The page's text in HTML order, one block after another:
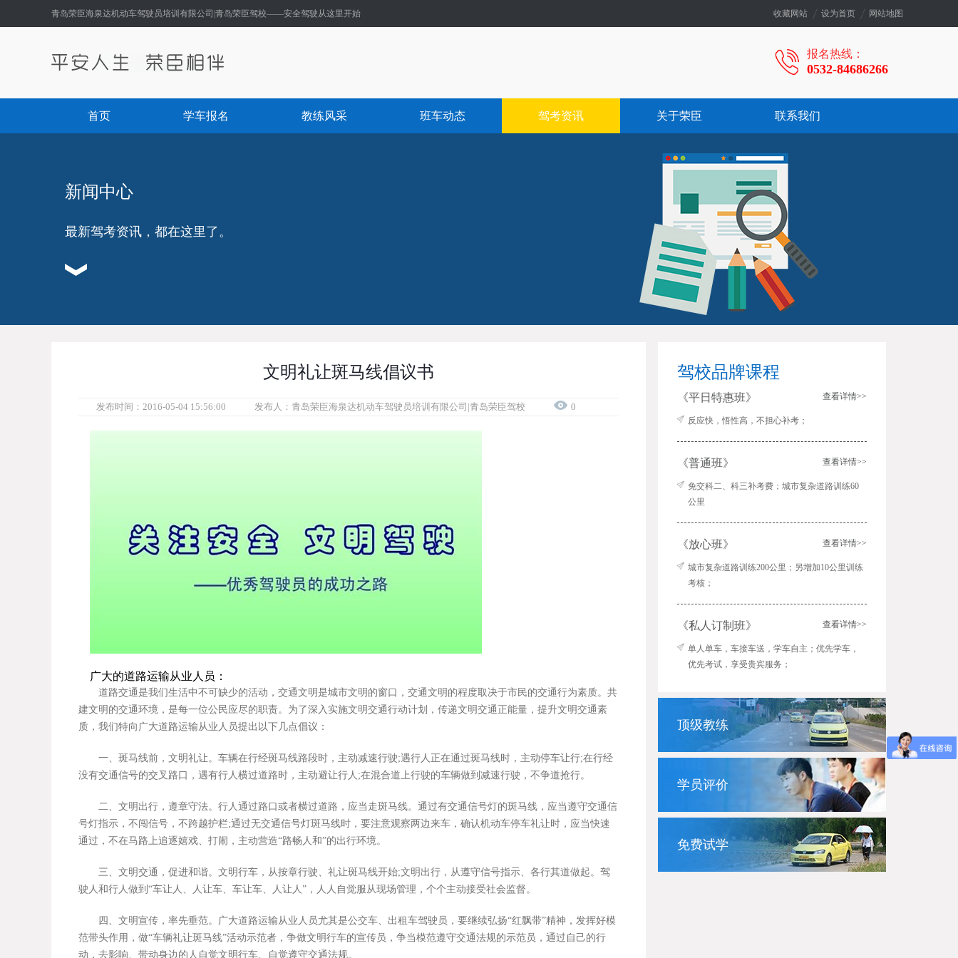
青岛荣臣海泉达机动车驾驶员培训有限公司|青岛荣臣驾校——安全驾驶从这里开始 收藏网站 设为首页 网站地图
报名热线：
0532-84686266
首页 学车报名 教练风采 班车动态 驾考资讯 关于荣臣 联系我们
新闻中心
最新驾考资讯，都在这里了。
文明礼让斑马线倡议书
发布时间：2016-05-04 15:56:00 发布人：青岛荣臣海泉达机动车驾驶员培训有限公司|青岛荣臣驾校 0
广大的道路运输从业人员：
道路交通是我们生活中不可缺少的活动，交通文明是城市文明的窗口，交通文明的程度取决于市民的交通行为素质。共
建文明的交通环境，是每一位公民应尽的职责。为了深入实施文明交通行动计划，传递文明交通正能量，提升文明交通素
质，我们特向广大道路运输从业人员提出以下几点倡议：
一、斑马线前，文明礼让。车辆在行经斑马线路段时，主动减速行驶;遇行人正在通过斑马线时，主动停车让行;在行经
没有交通信号的交叉路口，遇有行人横过道路时，主动避让行人;在混合道上行驶的车辆做到减速行驶，不争道抢行。
二、文明出行，遵章守法。行人通过路口或者横过道路，应当走斑马线。通过有交通信号灯的斑马线，应当遵守交通信
号灯指示，不闯信号，不跨越护栏;通过无交通信号灯斑马线时，要注意观察两边来车，确认机动车停车礼让时，应当快速
通过，不在马路上追逐嬉戏、打闹，主动营造“路畅人和”的出行环境。
三、文明交通，促进和谐。文明行车，从按章行驶、礼让斑马线开始;文明出行，从遵守信号指示、各行其道做起。驾
驶人和行人做到“车让人、人让车、车让车、人让人”，人人自觉服从现场管理，个个主动接受社会监督。
四、文明宣传，率先垂范。广大道路运输从业人员尤其是公交车、出租车驾驶员，要继续弘扬“红飘带”精神，发挥好模
范带头作用，做“车辆礼让斑马线”活动示范者，争做文明行车的宣传员，争当模范遵守交通法规的示范员，通过自己的行
动，去影响、带动身边的人自觉文明行车、自觉遵守交通法规。
驾校品牌课程
《平日特惠班》 查看详情>>
反应快，悟性高，不担心补考；
《普通班》 查看详情>>
免交科二、科三补考费；城市复杂道路训练60
公里
《放心班》 查看详情>>
城市复杂道路训练200公里；另增加10公里训练
考核；
《私人订制班》 查看详情>>
单人单车，车接车送，学车自主；优先学车，
优先考试，享受贵宾服务；
顶级教练
学员评价
免费试学